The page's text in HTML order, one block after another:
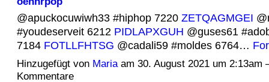
@apuckocuwiwh33 #hiphop 7220 ZETQAGMGEI
#youdeserveit 6212 PIDLAPXGUH @guses61
7184 FOTLLFHTSG @cadali59 #moldes 6764…
Hinzugefügt von Mariaam 30. August 2021 um 2:13am
Kommentare